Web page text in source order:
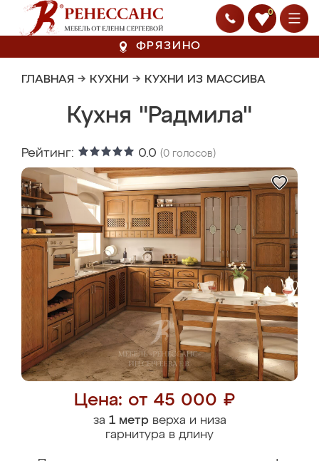
0
ФРЯЗИНО
ГЛАВНАЯ → КУХНИ → КУХНИ ИЗ МАССИВА
Кухня "Радмила"
Рейтинг: 0.0 (0 голосов)
Цена: от 45 000 ₽
за 1 метрверха и низа
гарнитура в длину